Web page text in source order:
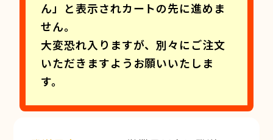
ん」と表示されカートの先に進めま
せん。
大変恐れ入りますが、別々にご注文
いただきますようお願いいたしま
す。